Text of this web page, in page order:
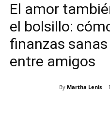
El amor
el bolsillo:
finanzas
entre amigos
By Martha Lenis